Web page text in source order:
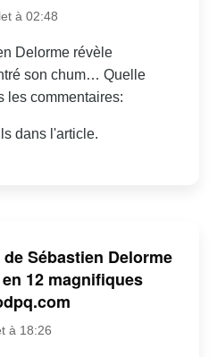
à 02:48
Delorme révèle
son chum… Quelle
commentaires:
dans l'article.
Sébastien Delorme
12 magnifiques
à 18:26